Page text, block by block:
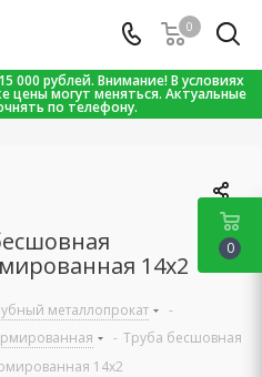
000 рублей. Внимание! В условиях
цены могут меняться. Актуальные
по телефону.
0
14х2
металлопрокат
-
- Труба бесшовная
14х2
0